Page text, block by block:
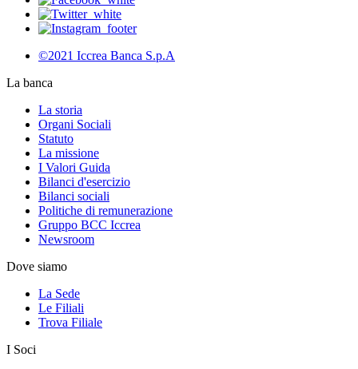
©2021 Iccrea Banca S.p.A
La banca
La storia
Organi Sociali
Statuto
La missione
I Valori Guida
Bilanci d'esercizio
Bilanci sociali
Politiche di remunerazione
Gruppo BCC Iccrea
Newsroom
Dove siamo
La Sede
Le Filiali
Trova Filiale
I Soci